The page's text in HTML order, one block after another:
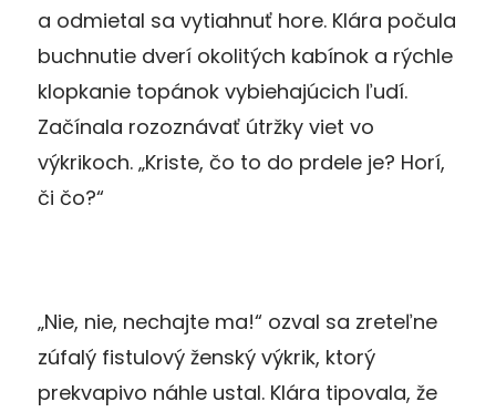
a odmietal sa vytiahnuť hore. Klára počula
buchnutie dverí okolitých kabínok a rýchle
klopkanie topánok vybiehajúcich ľudí.
Začínala rozoznávať útržky viet vo
výkrikoch. „Kriste, čo to do prdele je? Horí,
či čo?“
„Nie, nie, nechajte ma!“ ozval sa zreteľne
zúfalý fistulový žen­ský výkrik, ktorý
prekvapivo náhle ustal. Klára tipovala, že